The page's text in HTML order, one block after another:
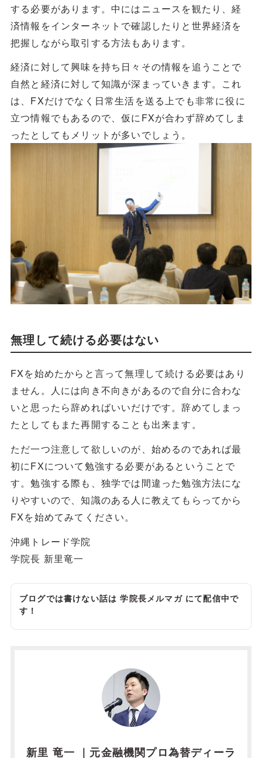
する必要があります。中にはニュースを観たり、経
済情報をインターネットで確認したりと世界経済を
把握しながら取引する方法もあります。
経済に対して興味を持ち日々その情報を追うことで
自然と経済に対して知識が深まっていきます。これ
は、FXだけでなく日常生活を送る上でも非常に役に
立つ情報でもあるので、仮にFXが合わず辞めてしま
ったとしてもメリットが多いでしょう。
無理して続ける必要はない
FXを始めたからと言って無理して続ける必要はあり
ません。人には向き不向きがあるので自分に合わな
いと思ったら辞めればいいだけです。辞めてしまっ
たとしてもまた再開することも出来ます。
ただ一つ注意して欲しいのが、始めるのであれば最
初にFXについて勉強する必要があるということで
す。勉強する際も、独学では間違った勉強方法にな
りやすいので、知識のある人に教えてもらってから
FXを始めてみてください。
沖縄トレード学院
学院長 新里竜一
ブログでは書けない話は学院長メルマガにて配信中で
す！
新里 竜一 ｜元金融機関プロ為替ディーラ